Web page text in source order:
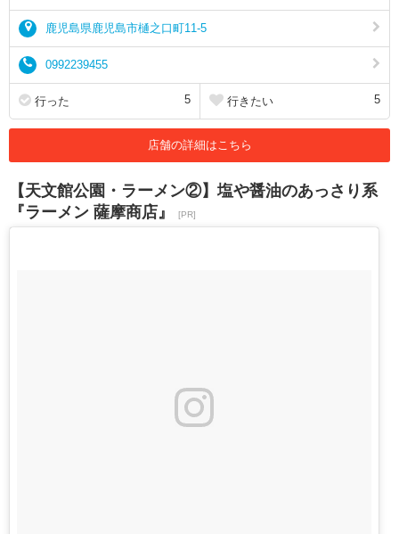
鹿児島県鹿児島市樋之口町11-5
0992239455
行った 5 行きたい 5
店舗の詳細はこちら
【天文館公園・ラーメン②】塩や醤油のあっさり系
『ラーメン 薩摩商店』
[PR]